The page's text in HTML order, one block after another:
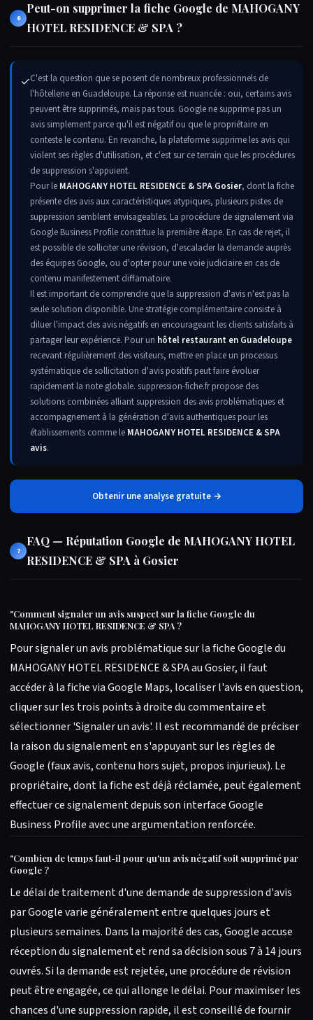
6
Peut-on supprimer la fiche Google de MAHOGANY
HOTEL RESIDENCE & SPA ?
✓C'est la question que se posent de nombreux professionnels de
l'hôtellerie en Guadeloupe. La réponse est nuancée : oui, certains avis
peuvent être supprimés, mais pas tous. Google ne supprime pas un
avis simplement parce qu'il est négatif ou que le propriétaire en
conteste le contenu. En revanche, la plateforme supprime les avis qui
violent ses règles d'utilisation, et c'est sur ce terrain que les procédures
de suppression s'appuient.
Pour le MAHOGANY HOTEL RESIDENCE & SPA Gosier, dont la fiche
présente des avis aux caractéristiques atypiques, plusieurs pistes de
suppression semblent envisageables. La procédure de signalement via
Google Business Profile constitue la première étape. En cas de rejet, il
est possible de solliciter une révision, d'escalader la demande auprès
des équipes Google, ou d'opter pour une voie judiciaire en cas de
contenu manifestement diffamatoire.
Il est important de comprendre que la suppression d'avis n'est pas la
seule solution disponible. Une stratégie complémentaire consiste à
diluer l'impact des avis négatifs en encourageant les clients satisfaits à
partager leur expérience. Pour un hôtel restaurant en Guadeloupe
recevant régulièrement des visiteurs, mettre en place un processus
systématique de sollicitation d'avis positifs peut faire évoluer
rapidement la note globale. suppression-fiche.fr propose des
solutions combinées alliant suppression des avis problématiques et
accompagnement à la génération d'avis authentiques pour les
établissements comme le MAHOGANY HOTEL RESIDENCE & SPA
avis.
Obtenir une analyse gratuite →
7
FAQ — Réputation Google de MAHOGANY HOTEL
RESIDENCE & SPA à Gosier
"Comment signaler un avis suspect sur la fiche Google du
MAHOGANY HOTEL RESIDENCE & SPA ?
Pour signaler un avis problématique sur la fiche Google du
MAHOGANY HOTEL RESIDENCE & SPA au Gosier, il faut
accéder à la fiche via Google Maps, localiser l'avis en question,
cliquer sur les trois points à droite du commentaire et
sélectionner 'Signaler un avis'. Il est recommandé de préciser
la raison du signalement en s'appuyant sur les règles de
Google (faux avis, contenu hors sujet, propos injurieux). Le
propriétaire, dont la fiche est déjà réclamée, peut également
effectuer ce signalement depuis son interface Google
Business Profile avec une argumentation renforcée.
"Combien de temps faut-il pour qu'un avis négatif soit supprimé par
Google ?
Le délai de traitement d'une demande de suppression d'avis
par Google varie généralement entre quelques jours et
plusieurs semaines. Dans la majorité des cas, Google accuse
réception du signalement et rend sa décision sous 7 à 14 jours
ouvrés. Si la demande est rejetée, une procédure de révision
peut être engagée, ce qui allonge le délai. Pour maximiser les
chances d'une suppression rapide, il est conseillé de fournir